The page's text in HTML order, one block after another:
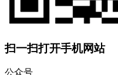
扫一扫打开手机网站
公众号